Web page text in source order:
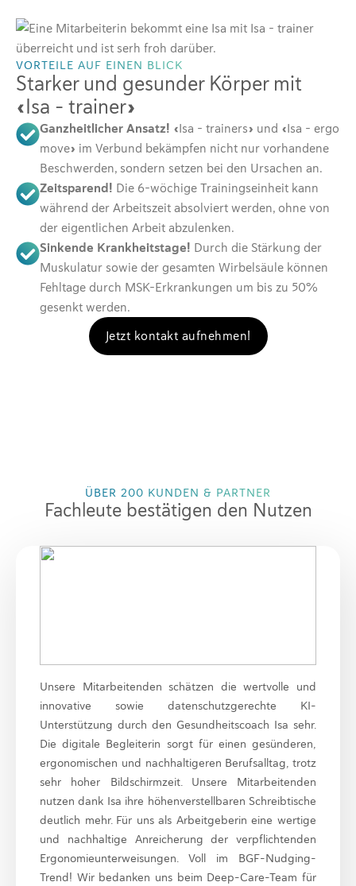
VORTEILE AUF EINEN BLICK
Starker und gesunder Körper mit
«Isa – trainer»
Ganzheitlicher Ansatz! «Isa – trainers» und «Isa – ergo
move» im Verbund bekämpfen nicht nur vorhandene
Beschwerden, sondern setzen bei den Ursachen an.
Zeitsparend! Die 6-wöchige Trainingseinheit kann
während der Arbeitszeit absolviert werden, ohne von
der eigentlichen Arbeit abzulenken.
Sinkende Krankheitstage! Durch die Stärkung der
Muskulatur sowie der gesamten Wirbelsäule können
Fehltage durch MSK-Erkrankungen um bis zu 50%
gesenkt werden.
Jetzt kontakt aufnehmen!
ÜBER 200 KUNDEN & PARTNER
Fachleute bestätigen den Nutzen
Unsere Mitarbeitenden schätzen die wertvolle und
innovative sowie datenschutzgerechte KI-
Unterstützung durch den Gesundheitscoach Isa sehr.
Die digitale Begleiterin sorgt für einen gesünderen,
ergonomischen und nachhaltigeren Berufsalltag, trotz
sehr hoher Bildschirmzeit. Unsere Mitarbeitenden
nutzen dank Isa ihre höhenverstellbaren Schreibtische
deutlich mehr. Für uns als Arbeitgeberin eine wertige
und nachhaltige Anreicherung der verpflichtenden
Ergonomieunterweisungen. Voll im BGF-Nudging-
Trend! Wir bedanken uns beim Deep-Care-Team für